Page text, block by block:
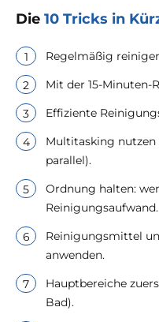
Die 10 Tricks in
Regelmäßig
Mit der 15-Minuten-
Effiziente
Multitasking nutzen
parallel).
Ordnung halten:
Reinigungsaufwand.
Reinigungsmittel
anwenden.
Hauptbereiche
Bad).